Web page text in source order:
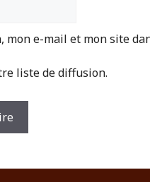
mon e-mail et mon site
liste de diffusion.